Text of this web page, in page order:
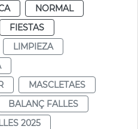
NORMAL
FIESTAS
LIMPIEZA
MASCLETAES
BALANÇ FALLES
2025